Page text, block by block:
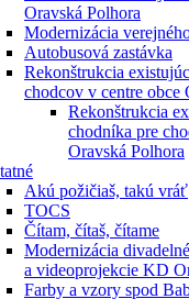
Oravská Polhora
Modernizácia
Autobusová zastávka
Rekonštrukcia
chodcov v centre obce
Rekonštrukcia
chodníka pre
Oravská Polhora
Akú požičiaš, takú vráť
TOCS
Čítam, čítaš, čítame
Modernizácia
a videoprojekcie KD
Farby a vzory spod